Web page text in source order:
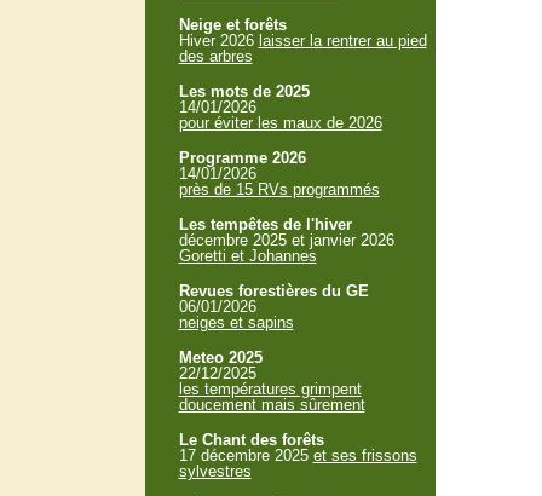
Neige et forêts
Hiver 2026 laisser la rentrer au pied
des arbres
Les mots de 2025
14/01/2026
pour éviter les maux de 2026
Programme 2026
14/01/2026
près de 15 RVs programmés
Les tempêtes de l'hiver
décembre 2025 et janvier 2026
Goretti et Johannes
Revues forestières du GE
06/01/2026
neiges et sapins
Meteo 2025
22/12/2025
les températures grimpent
doucement mais sûrement
Le Chant des forêts
17 décembre 2025 et ses frissons
sylvestres